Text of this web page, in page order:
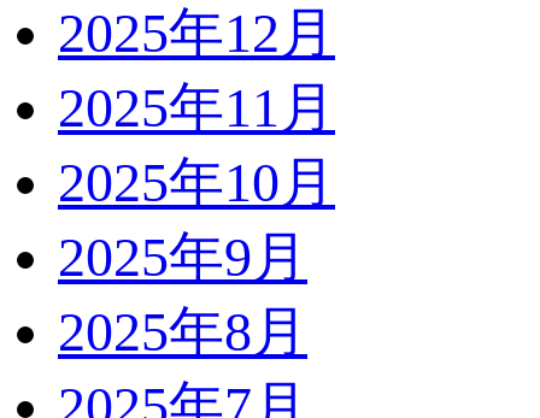
2025年12月
2025年11月
2025年10月
2025年9月
2025年8月